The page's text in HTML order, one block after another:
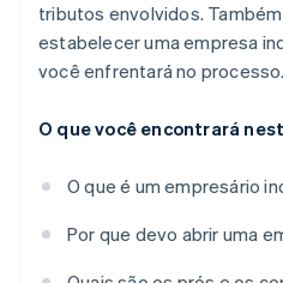
tributos envolvidos.
estabelecer uma empresa
você enfrentará no processo.
O que você encontrará
O que é um empresário
Por que devo abrir uma